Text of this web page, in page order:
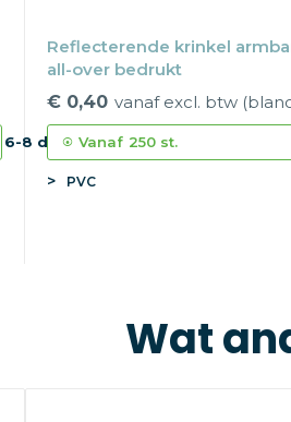
6-8 d
Reflecterende krinkel
all-over bedrukt
€ 0,40 vanaf excl. btw
Vanaf 250 st.
PVC
Wat